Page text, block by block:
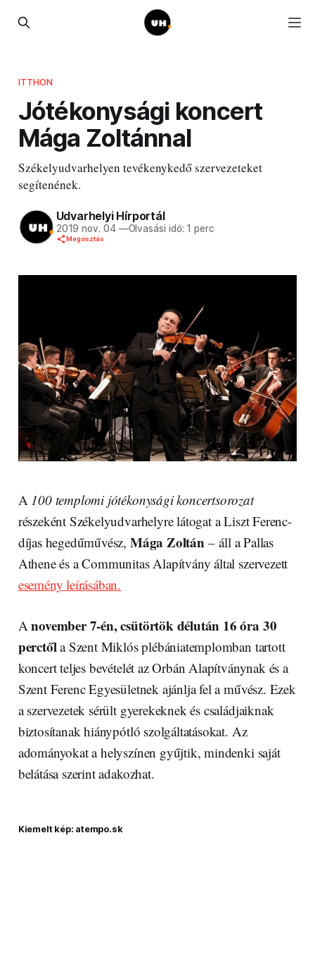
ITTHON
Jótékonysági koncert
Mága Zoltánnal
Székelyudvarhelyen tevékenykedő szervezeteket
segítenének.
Udvarhelyi Hírportál
2019 nov. 04 —Olvasási idő: 1 perc
Megosztás
A 100 templomi jótékonysági koncertsorozat
részeként Székelyudvarhelyre látogat a Liszt Ferenc-
díjas hegedűművész, Mága Zoltán – áll a Pallas
Athene és a Communitas Alapítvány által szervezett
esemény leírásában.
Anovember 7-én, csütörtök délután 16 óra 30
perctőla Szent Miklós plébániatemplomban tartott
koncert teljes bevételét az Orbán Alapítványnak és a
Szent Ferenc Egyesületnek ajánlja fel a művész. Ezek
a szervezetek sérült gyerekeknek és családjaiknak
biztosítanak hiánypótló szolgáltatásokat. Az
adományokat a helyszínen gyűjtik, mindenki saját
belátása szerint adakozhat.
Kiemelt kép: atempo.sk